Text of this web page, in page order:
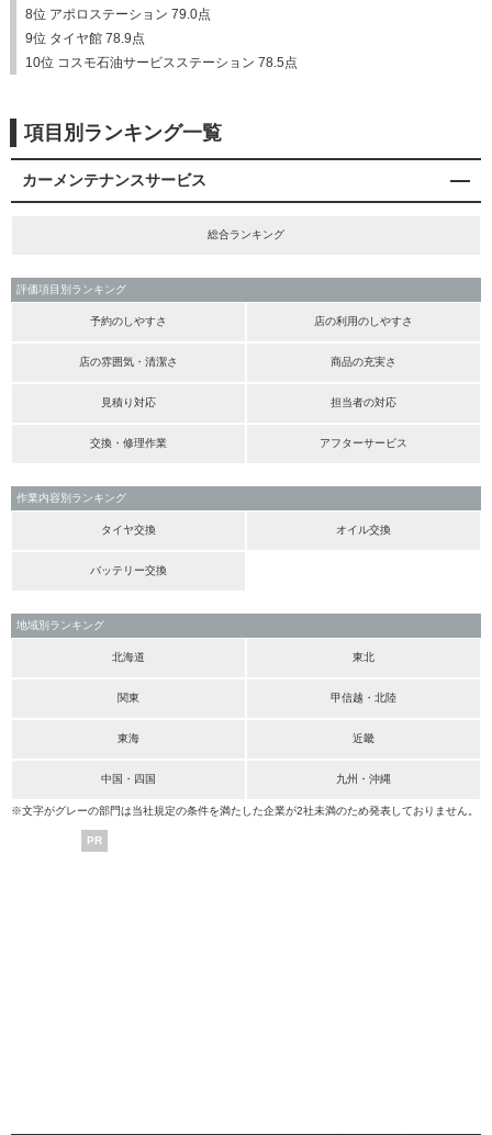
8位 アポロステーション 79.0点
9位 タイヤ館 78.9点
10位 コスモ石油サービスステーション 78.5点
項目別ランキング一覧
カーメンテナンスサービス
総合ランキング
評価項目別ランキング
予約のしやすさ 店の利用のしやすさ
店の雰囲気・清潔さ 商品の充実さ
見積り対応 担当者の対応
交換・修理作業 アフターサービス
作業内容別ランキング
タイヤ交換 オイル交換
バッテリー交換
地域別ランキング
北海道 東北
関東 甲信越・北陸
東海 近畿
中国・四国 九州・沖縄
※文字がグレーの部門は当社規定の条件を満たした企業が2社未満のため発表しておりません。
PR